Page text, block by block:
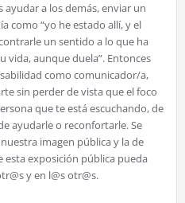
ayudar a los demás, enviar un
como “yo he estado allí, y el
un sentido a lo que ha
aunque duela”. Entonces
como comunicador/a,
sin perder de vista que el foco
que te está escuchando, de
ayudarle o reconfortarle. Se
imagen pública y la de
exposición pública pueda
y en l@s otr@s.